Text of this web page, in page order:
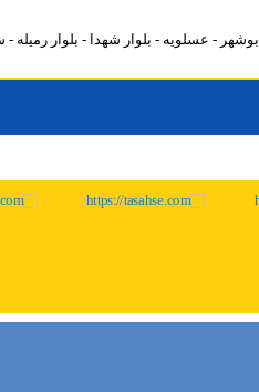
بوشهر - عسلویه - بلوار شهدا - بلوار رمیله -